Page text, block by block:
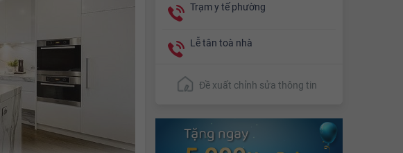
Trạm y tế phường
Lễ tân toà nhà
Đề xuất chỉnh sửa thông tin